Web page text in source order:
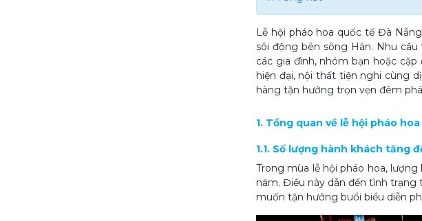
Lễ hội pháo hoa quốc tế Đà
sôi động bên sông Hàn. Nhu
các gia đình, nhóm bạn hoặc
hiện đại, nội thất tiện nghi cùng
hàng tận hưởng trọn vẹn đêm
1. Tổng quan về lễ hội pháo
1.1. Số lượng hành khách tăng
Trong mùa lễ hội pháo hoa,
năm. Điều này dẫn đến tình
muốn tận hưởng buổi biểu diễn